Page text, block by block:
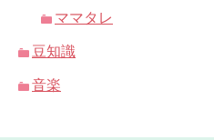
ママタレ
豆知識
音楽